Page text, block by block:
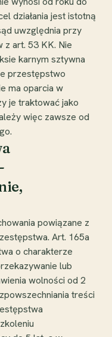
działania jest istotną
uwzględnia przy
z art. 53 KK. Nie
karnym sztywna
przestępstwo
ma oparcia w
je traktować jako
więc zawsze od
powiązane z
Art. 165a
o charakterze
lub
wolności od 2
treści